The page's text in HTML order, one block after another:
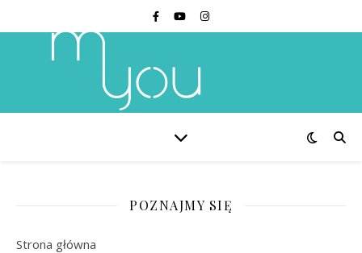
POZNAJMY SIĘ
Strona główna